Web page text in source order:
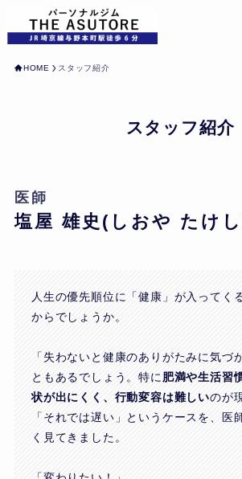
HOME スタッフ紹介
スタッフ紹介
医師
塩屋 雄史(しおや たけ
人生の優先順位に「健康」が入ってく
からでしょうか。
「失わないと健康のありがたみに気づ
ともあるでしょう。特に 肥満や生活習
状が出にくく、行動変容は難しいのが
「それでは遅い」というケースを、医
く見てきました。